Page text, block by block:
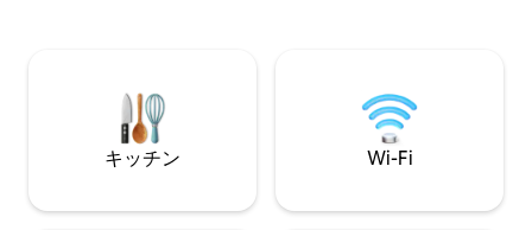
石筍、その他の石の形成物が様々に見ら
すべてのアトラク
最適な拠点です。
キッチン Wi-Fi